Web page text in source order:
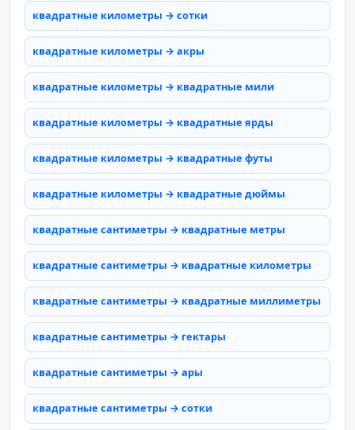
квадратные километры → сотки
квадратные километры → акры
квадратные километры → квадратные мили
квадратные километры → квадратные ярды
квадратные километры → квадратные футы
квадратные километры → квадратные дюймы
квадратные сантиметры → квадратные метры
квадратные сантиметры → квадратные километры
квадратные сантиметры → квадратные миллиметры
квадратные сантиметры → гектары
квадратные сантиметры → ары
квадратные сантиметры → сотки